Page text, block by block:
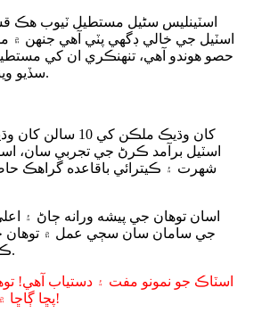
اسٽينلیس سٹیل مستطيل ٽيوب هڪ
اسٽيل جي خالي ڊگهي پٽي آهي جنهن ۾
حصو هوندو آهي، تنهنڪري ان کي
سڏيو ويندو آهي.
اسٽيل برآمد ڪرڻ جي تجربي سان،
شهرت ۽ ڪيترائي باقاعده گراهڪ
اسان توهان جي پيشه ورانه ڄاڻ ۽
جي سامان سان سڄي عمل ۾ توهان
ڪنداسين.
اسٽاڪ جو نمونو مفت ۽ دستياب آهي!
پڇا ڳاڇا ۾ ڀليڪار!